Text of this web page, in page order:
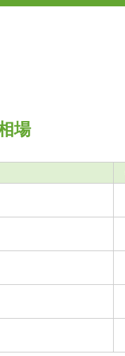
場